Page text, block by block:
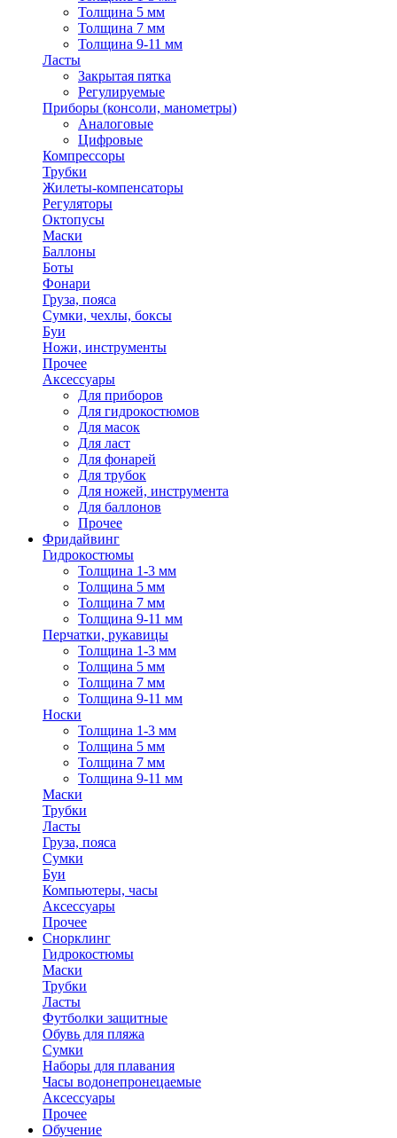
Толщина 5 мм
Толщина 7 мм
Толщина 9-11 мм
Ласты
Закрытая пятка
Регулируемые
Приборы (консоли, манометры)
Аналоговые
Цифровые
Компрессоры
Трубки
Жилеты-компенсаторы
Регуляторы
Октопусы
Маски
Баллоны
Боты
Фонари
Груза, пояса
Сумки, чехлы, боксы
Буи
Ножи, инструменты
Прочее
Аксессуары
Для приборов
Для гидрокостюмов
Для масок
Для ласт
Для фонарей
Для трубок
Для ножей, инструмента
Для баллонов
Прочее
Фридайвинг
Гидрокостюмы
Толщина 1-3 мм
Толщина 5 мм
Толщина 7 мм
Толщина 9-11 мм
Перчатки, рукавицы
Толщина 1-3 мм
Толщина 5 мм
Толщина 7 мм
Толщина 9-11 мм
Носки
Толщина 1-3 мм
Толщина 5 мм
Толщина 7 мм
Толщина 9-11 мм
Маски
Трубки
Ласты
Груза, пояса
Сумки
Буи
Компьютеры, часы
Аксессуары
Прочее
Снорклинг
Гидрокостюмы
Маски
Трубки
Ласты
Футболки защитные
Обувь для пляжа
Сумки
Наборы для плавания
Часы водонепронецаемые
Аксессуары
Прочее
Обучение